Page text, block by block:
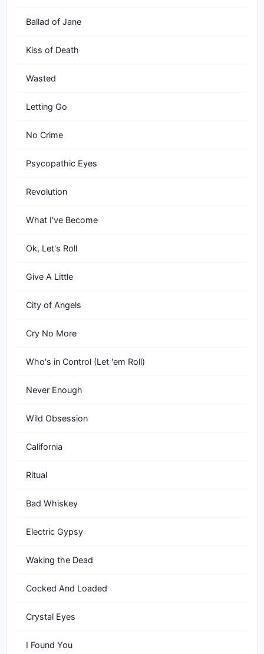
Ballad of Jane
Kiss of Death
Wasted
Letting Go
No Crime
Psycopathic Eyes
Revolution
What I've Become
Ok, Let's Roll
Give A Little
City of Angels
Cry No More
Who's in Control (Let 'em Roll)
Never Enough
Wild Obsession
California
Ritual
Bad Whiskey
Electric Gypsy
Waking the Dead
Cocked And Loaded
Crystal Eyes
I Found You